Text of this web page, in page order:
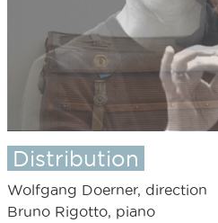
Distribution
Wolfgang Doerner, direction
Bruno Rigotto, piano